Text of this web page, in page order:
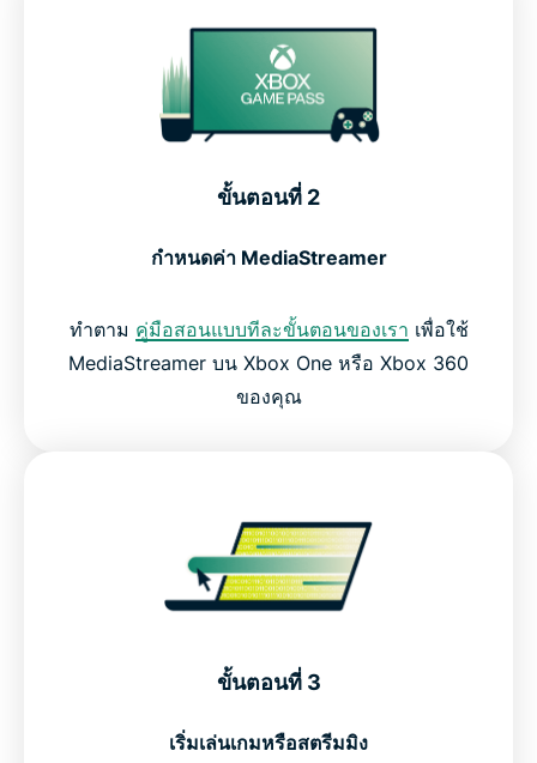
ขั้นตอนที่ 2
กำหนดค่า MediaStreamer
ทำตาม คู่มือสอนแบบทีละขั้นตอนของเรา เพื่อใช้
MediaStreamer บน Xbox One หรือ Xbox 360
ของคุณ
ขั้นตอนที่ 3
เริ่มเล่นเกมหรือสตรีมมิง